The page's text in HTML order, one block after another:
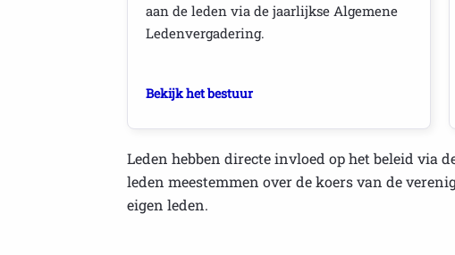
aan de leden via de jaarlijkse Algemene
Ledenvergadering.
Bekijk het bestuur
Leden hebben directe invloed op het beleid via
leden meestemmen over de koers van de
eigen leden.